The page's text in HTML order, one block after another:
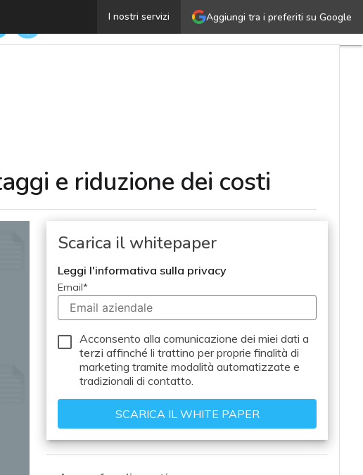
Aggiungi tra i preferiti su Google
I nostri servizi
SAP S/4HANA: una analisi completa su ROI, vantaggi
e riduzione dei costi
Scarica il whitepaper
Leggi l'informativa sulla privacy
Email*
Acconsento alla comunicazione dei miei dati a
terzi affinché li trattino per proprie finalità di
marketing tramite modalità automatizzate e
tradizionali di contatto.